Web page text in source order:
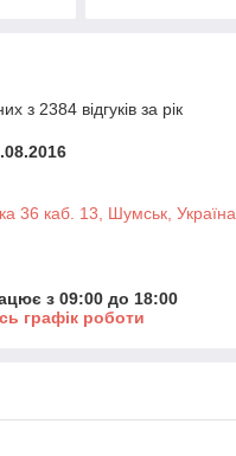
з 2384 відгуків за рік
36 каб. 13, Шумськ, Україна
з 09:00 до 18:00
графік роботи